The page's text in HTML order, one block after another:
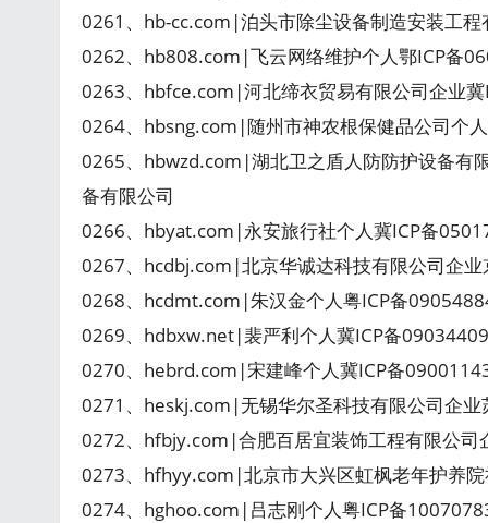
0261、hb-cc.com|泊头市除尘设备制造安装工
0262、hb808.com|飞云网络维护个人鄂ICP备
0263、hbfce.com|河北缔衣贸易有限公司企业
0264、hbsng.com|随州市神农根保健品公司个
0265、hbwzd.com|湖北卫之盾人防防护设备有
备有限公司
0266、hbyat.com|永安旅行社个人冀ICP备
0267、hcdbj.com|北京华诚达科技有限公司企
0268、hcdmt.com|朱汉金个人粤ICP备
0269、hdbxw.net|裴严利个人冀ICP备
0270、hebrd.com|宋建峰个人冀ICP备
0271、heskj.com|无锡华尔圣科技有限公司企
0272、hfbjy.com|合肥百居宜装饰工程有限公司
0273、hfhyy.com|北京市大兴区虹枫老年护养
0274、hghoo.com|吕志刚个人粤ICP备